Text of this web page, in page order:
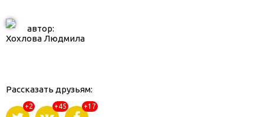
автор:
Хохлова Людмила
Рассказать друзьям:
+2 +45 +17